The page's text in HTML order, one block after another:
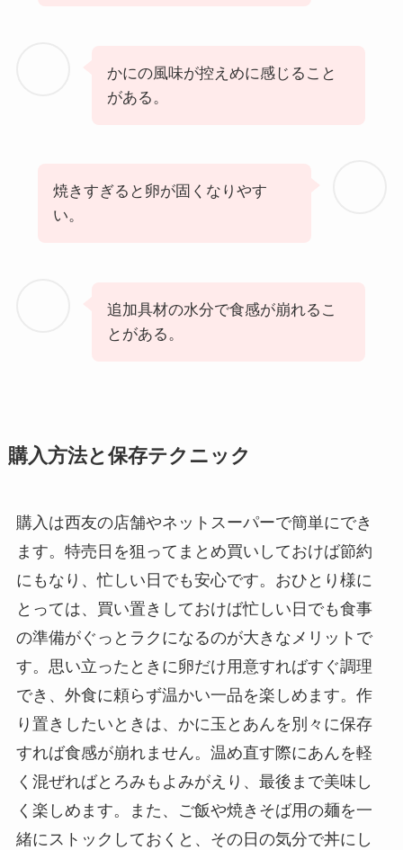
かにの風味が控えめに感じること
がある。
焼きすぎると卵が固くなりやす
い。
追加具材の水分で食感が崩れるこ
とがある。
購入方法と保存テクニック
購入は西友の店舗やネットスーパーで簡単にでき
ます。特売日を狙ってまとめ買いしておけば節約
にもなり、忙しい日でも安心です。おひとり様に
とっては、買い置きしておけば忙しい日でも食事
の準備がぐっとラクになるのが大きなメリットで
す。思い立ったときに卵だけ用意すればすぐ調理
でき、外食に頼らず温かい一品を楽しめます。作
り置きしたいときは、かに玉とあんを別々に保存
すれば食感が崩れません。温め直す際にあんを軽
く混ぜればとろみもよみがえり、最後まで美味し
く楽しめます。また、ご飯や焼きそば用の麺を一
緒にストックしておくと、その日の気分で丼にし